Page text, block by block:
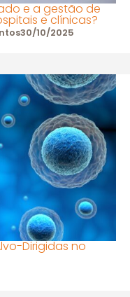
e a gestão de
e clínicas?
30/10/2025
Dirigidas no